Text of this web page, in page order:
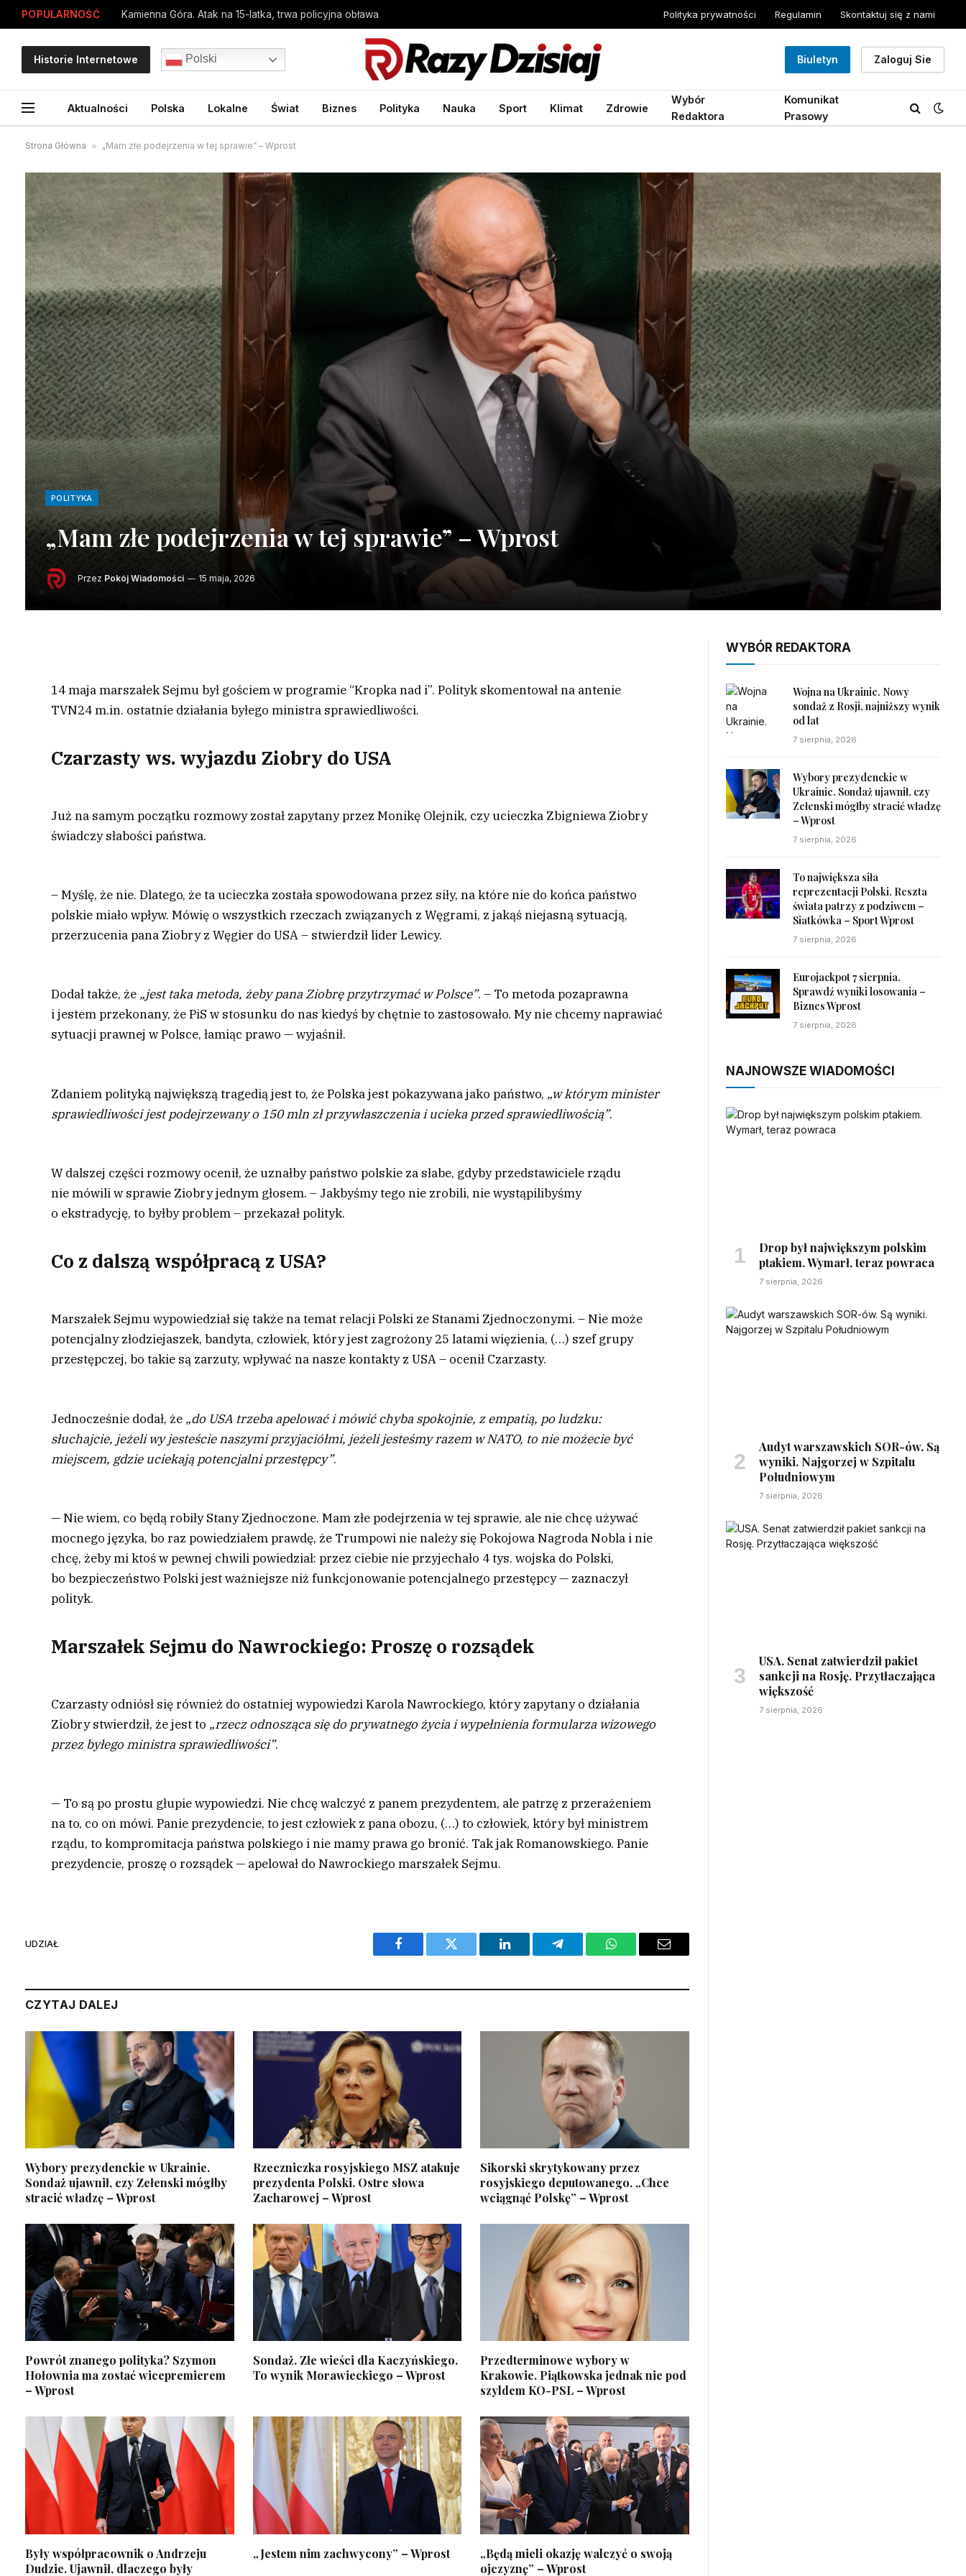
POPULARNOŚĆ Kamienna Góra. Atak na 15-latka, trwa policyjna obława Polityka prywatności Regulamin Skontaktuj się z nami
Historie Internetowe Polski Biuletyn Zaloguj Sie
Aktualności Polska Lokalne Świat Biznes Polityka Nauka Sport Klimat Zdrowie
Wybór
Redaktora
Komunikat
Prasowy
Strona Główna » „Mam złe podejrzenia w tej sprawie” – Wprost
POLITYKA
„Mam złe podejrzenia w tej sprawie” – Wprost
Przez Pokój Wiadomości 15 maja, 2026
14 maja marszałek Sejmu był gościem w programie “Kropka nad i”. Polityk skomentował na antenie
TVN24 m.in. ostatnie działania byłego ministra sprawiedliwości.
Czarzasty ws. wyjazdu Ziobry do USA
Już na samym początku rozmowy został zapytany przez Monikę Olejnik, czy ucieczka Zbigniewa Ziobry
świadczy słabości państwa.
– Myślę, że nie. Dlatego, że ta ucieczka została spowodowana przez siły, na które nie do końca państwo
polskie miało wpływ. Mówię o wszystkich rzeczach związanych z Węgrami, z jakąś niejasną sytuacją,
przerzucenia pana Ziobry z Węgier do USA – stwierdził lider Lewicy.
Dodał także, że „jest taka metoda, żeby pana Ziobrę przytrzymać w Polsce”. – To metoda pozaprawna
i jestem przekonany, że PiS w stosunku do nas kiedyś by chętnie to zastosowało. My nie chcemy naprawiać
sytuacji prawnej w Polsce, łamiąc prawo — wyjaśnił.
Zdaniem polityką największą tragedią jest to, że Polska jest pokazywana jako państwo, „w którym minister
sprawiedliwości jest podejrzewany o 150 mln zł przywłaszczenia i ucieka przed sprawiedliwością”.
W dalszej części rozmowy ocenił, że uznałby państwo polskie za słabe, gdyby przedstawiciele rządu
nie mówili w sprawie Ziobry jednym głosem. – Jakbyśmy tego nie zrobili, nie wystąpilibyśmy
o ekstradycję, to byłby problem – przekazał polityk.
Co z dalszą współpracą z USA?
Marszałek Sejmu wypowiedział się także na temat relacji Polski ze Stanami Zjednoczonymi. – Nie może
potencjalny złodziejaszek, bandyta, człowiek, który jest zagrożony 25 latami więzienia, (…) szef grupy
przestępczej, bo takie są zarzuty, wpływać na nasze kontakty z USA – ocenił Czarzasty.
Jednocześnie dodał, że „do USA trzeba apelować i mówić chyba spokojnie, z empatią, po ludzku:
słuchajcie, jeżeli wy jesteście naszymi przyjaciółmi, jeżeli jesteśmy razem w NATO, to nie możecie być
miejscem, gdzie uciekają potencjalni przestępcy”.
— Nie wiem, co będą robiły Stany Zjednoczone. Mam złe podejrzenia w tej sprawie, ale nie chcę używać
mocnego języka, bo raz powiedziałem prawdę, że Trumpowi nie należy się Pokojowa Nagroda Nobla i nie
chcę, żeby mi ktoś w pewnej chwili powiedział: przez ciebie nie przyjechało 4 tys. wojska do Polski,
bo bezpieczeństwo Polski jest ważniejsze niż funkcjonowanie potencjalnego przestępcy — zaznaczył
polityk.
Marszałek Sejmu do Nawrockiego: Proszę o rozsądek
Czarzasty odniósł się również do ostatniej wypowiedzi Karola Nawrockiego, który zapytany o działania
Ziobry stwierdził, że jest to „rzecz odnosząca się do prywatnego życia i wypełnienia formularza wizowego
przez byłego ministra sprawiedliwości”.
— To są po prostu głupie wypowiedzi. Nie chcę walczyć z panem prezydentem, ale patrzę z przerażeniem
na to, co on mówi. Panie prezydencie, to jest człowiek z pana obozu, (…) to człowiek, który był ministrem
rządu, to kompromitacja państwa polskiego i nie mamy prawa go bronić. Tak jak Romanowskiego. Panie
prezydencie, proszę o rozsądek — apelował do Nawrockiego marszałek Sejmu.
UDZIAŁ
Facebook Twitter LinkedIn Telegram WhatsAppEmail
CZYTAJ DALEJ
Wybory prezydenckie w Ukrainie.
Sondaż ujawnił, czy Zełenski mógłby
stracić władzę – Wprost
Rzeczniczka rosyjskiego MSZ atakuje
prezydenta Polski. Ostre słowa
Zacharowej – Wprost
Sikorski skrytykowany przez
rosyjskiego deputowanego. „Chce
wciągnąć Polskę” – Wprost
Powrót znanego polityka? Szymon
Hołownia ma zostać wicepremierem
– Wprost
Sondaż. Złe wieści dla Kaczyńskiego.
To wynik Morawieckiego – Wprost
Przedterminowe wybory w
Krakowie. Piątkowska jednak nie pod
szyldem KO-PSL – Wprost
Były współpracownik o Andrzeju
Dudzie. Ujawnił, dlaczego były
„Jestem nim zachwycony” – Wprost
„Będą mieli okazję walczyć o swoją
ojczyznę” – Wprost
WYBÓR REDAKTORA
Wojna na Ukrainie. Nowy
sondaż z Rosji, najniższy wynik
od lat
7 sierpnia, 2026
Wybory prezydenckie w
Ukrainie. Sondaż ujawnił, czy
Zełenski mógłby stracić władzę
– Wprost
7 sierpnia, 2026
To największa siła
reprezentacji Polski. Reszta
świata patrzy z podziwem –
Siatkówka – Sport Wprost
7 sierpnia, 2026
Eurojackpot 7 sierpnia.
Sprawdź wyniki losowania –
Biznes Wprost
7 sierpnia, 2026
NAJNOWSZE WIADOMOŚCI
Drop był największym polskim
ptakiem. Wymarł, teraz powraca
7 sierpnia, 2026
Audyt warszawskich SOR-ów. Są
wyniki. Najgorzej w Szpitalu
Południowym
7 sierpnia, 2026
USA. Senat zatwierdził pakiet
sankcji na Rosję. Przytłaczająca
większość
7 sierpnia, 2026